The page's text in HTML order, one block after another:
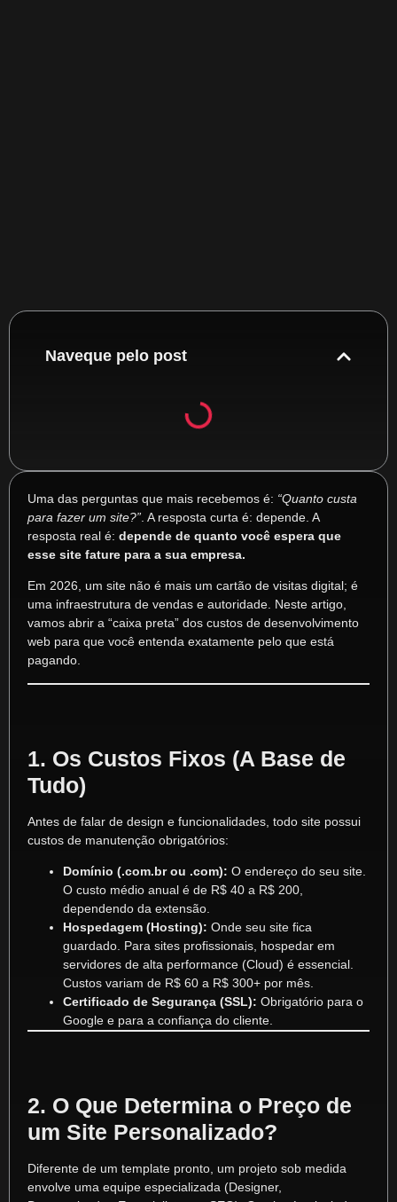
Naveque pelo post
Uma das perguntas que mais recebemos é: “Quanto custa
para fazer um site?” . A resposta curta é: depende. A
resposta real é: depende de quanto você espera que
esse site fature para a sua empresa.
Em 2026, um site não é mais um cartão de visitas digital; é
uma infraestrutura de vendas e autoridade. Neste artigo,
vamos abrir a “caixa preta” dos custos de desenvolvimento
web para que você entenda exatamente pelo que está
pagando.
1. Os Custos Fixos (A Base de
Tudo)
Antes de falar de design e funcionalidades, todo site possui
custos de manutenção obrigatórios:
Domínio (.com.br ou .com): O endereço do seu site.
O custo médio anual é de R$ 40 a R$ 200,
dependendo da extensão.
Hospedagem (Hosting): Onde seu site fica
guardado. Para sites profissionais, hospedar em
servidores de alta performance (Cloud) é essencial.
Custos variam de R$ 60 a R$ 300+ por mês.
Certificado de Segurança (SSL): Obrigatório para o
Google e para a confiança do cliente.
2. O Que Determina o Preço de
um Site Personalizado?
Diferente de um template pronto, um projeto sob medida
envolve uma equipe especializada (Designer,